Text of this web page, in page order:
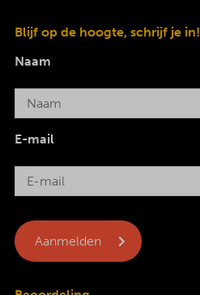
Blijf op de hoogte, schrijf je in!
Naam
E-mail